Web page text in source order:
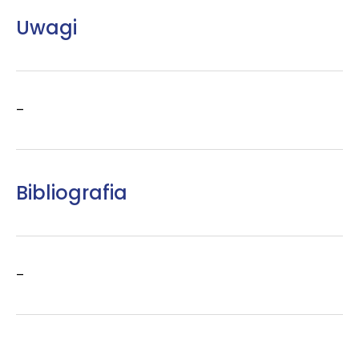
Uwagi
–
Bibliografia
–